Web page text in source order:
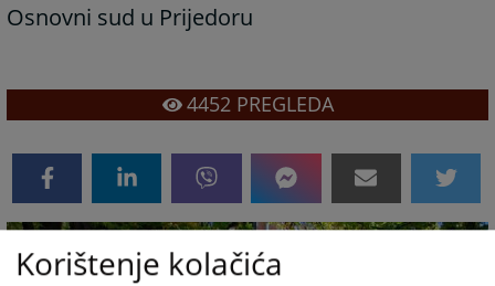
Osnovni sud u Prijedoru
4452PREGLEDA
Korištenje kolačića